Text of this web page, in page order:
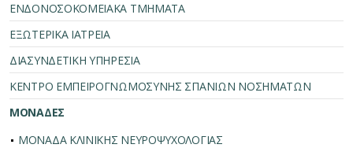
ΕΝΔΟΝΟΣΟΚΟΜΕΙΑΚΑ ΤΜΗΜΑΤΑ
ΕΞΩΤΕΡΙΚΑ ΙΑΤΡΕΙΑ
ΔΙΑΣΥΝΔΕΤΙΚΗ ΥΠΗΡΕΣΙΑ
ΚΕΝΤΡΟ ΕΜΠΕΙΡΟΓΝΩΜΟΣΥΝΗΣ ΣΠΑΝΙΩΝ ΝΟΣΗΜΑΤΩΝ
ΜΟΝΑΔΕΣ
ΜΟΝΑΔΑ ΚΛΙΝΙΚΗΣ ΝΕΥΡΟΨΥΧΟΛΟΓΙΑΣ